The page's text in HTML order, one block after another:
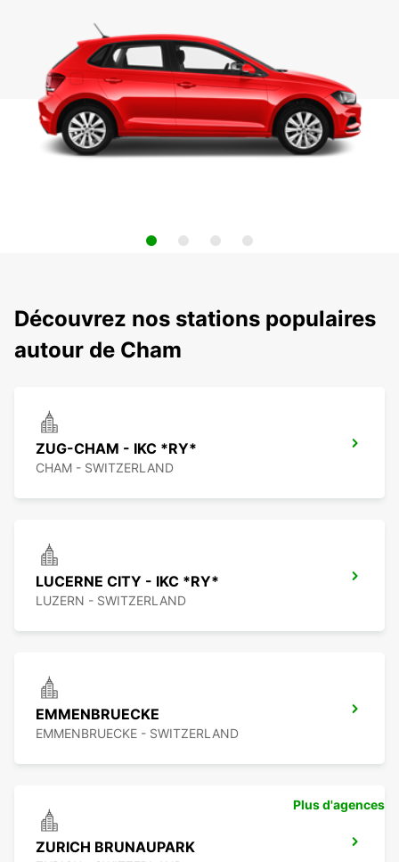
Découvrez nos stations populaires
autour de Cham
ZUG-CHAM - IKC *RY*
CHAM - SWITZERLAND
LUCERNE CITY - IKC *RY*
LUZERN - SWITZERLAND
EMMENBRUECKE
EMMENBRUECKE - SWITZERLAND
ZURICH BRUNAUPARK
Plus d'agences